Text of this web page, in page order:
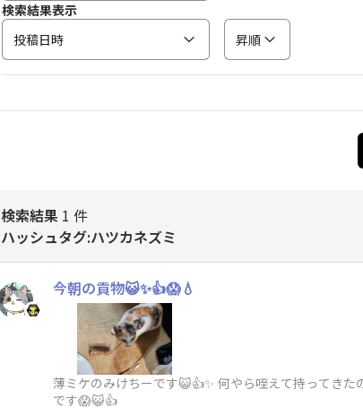
検索結果表示
投稿日時
昇順
検索結果 1 件
ハッシュタグ:ハツカネズミ
今朝の貢物😺✨👍😱💧
薄ミケのみけちーです😺👍✨ 何やら咥えて持ってき
です😱😺👍